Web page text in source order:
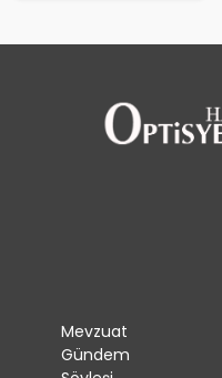
Mevzuat
Gündem